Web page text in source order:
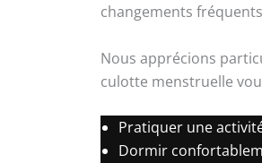
changements
Nous apprécions
culotte menstruelle
Pratiquer une
Dormir